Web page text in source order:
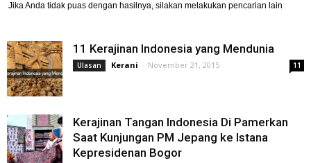
Jika Anda tidak puas dengan hasilnya, silakan melakukan pencarian lain
11 Kerajinan Indonesia yang Mendunia
Ulasan Kerani - November 21, 2015 11
Kerajinan Tangan Indonesia Di Pamerkan
Saat Kunjungan PM Jepang ke Istana
Kepresidenan Bogor